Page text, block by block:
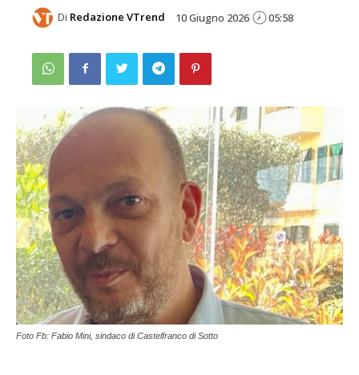
Di Redazione VTrend 10 Giugno 2026 05:58
Foto Fb: Fabio Mini, sindaco di Castelfranco di Sotto